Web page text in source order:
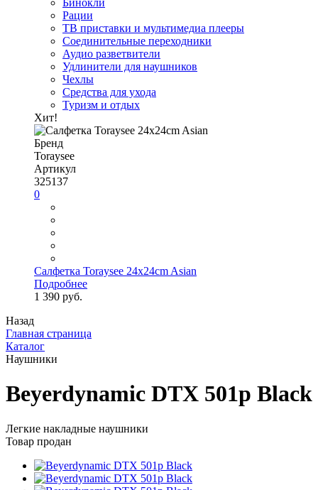
Бинокли
Рации
ТВ приставки и мультимедиа плееры
Соединительные переходники
Аудио разветвители
Удлинители для наушников
Чехлы
Средства для ухода
Туризм и отдых
Хит!
Бренд
Toraysee
Артикул
325137
0
Салфетка Toraysee 24x24cm Asian
Подробнее
1 390 руб.
Назад
Главная страница
Каталог
Наушники
Beyerdynamic DTX 501p Black
Легкие накладные наушники
Товар продан